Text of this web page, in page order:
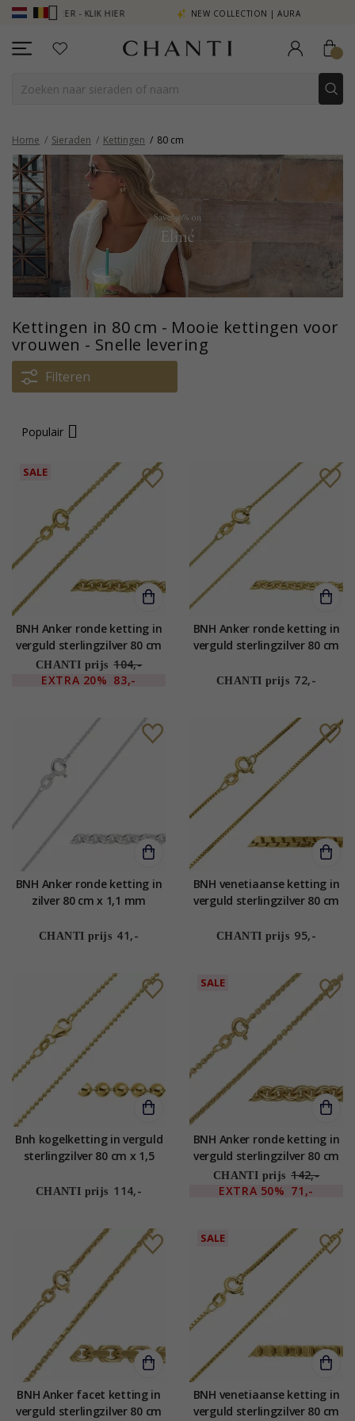
- KLIK HIER NEW COLLECTION | AURA
Home Sieraden Kettingen 80 cm
Kettingen in 80 cm - Mooie kettingen voor
vrouwen - Snelle levering
Filteren
Populair
SALE
BNH Anker ronde ketting in
verguld sterlingzilver 80 cm
x 1,5 mm
CHANTI prijs 104,-
EXTRA 20% 83,-
BNH Anker ronde ketting in
verguld sterlingzilver 80 cm
CHANTI prijs 72,-
BNH Anker ronde ketting in
zilver 80 cm x 1,1 mm
CHANTI prijs 41,-
BNH venetiaanse ketting in
verguld sterlingzilver 80 cm
CHANTI prijs 95,-
Bnh kogelketting in verguld
sterlingzilver 80 cm x 1,5
CHANTI prijs 114,-
SALE
BNH Anker ronde ketting in
verguld sterlingzilver 80 cm
x 1,8 mm
CHANTI prijs 142,-
EXTRA 50% 71,-
BNH Anker facet ketting in
verguld sterlingzilver 80 cm
SALE
BNH venetiaanse ketting in
verguld sterlingzilver 80 cm